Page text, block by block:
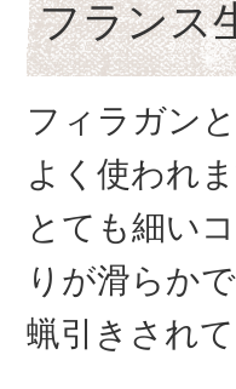
フランス
フィラガン
よく使われま
とても細い
りが滑らかで
蝋引きされ